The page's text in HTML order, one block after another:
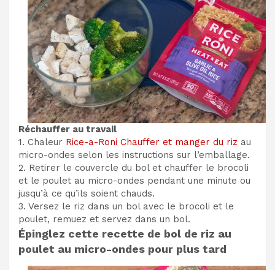
Réchauffer au travail
1. Chaleur Rice-a-Roni Chauffer et manger du riz au
micro-ondes selon les instructions sur l’emballage.
2. Retirer le couvercle du bol et chauffer le brocoli
et le poulet au micro-ondes pendant une minute ou
jusqu’à ce qu’ils soient chauds.
3. Versez le riz dans un bol avec le brocoli et le
poulet, remuez et servez dans un bol.
Épinglez cette recette de bol de riz au
poulet au micro-ondes pour plus tard